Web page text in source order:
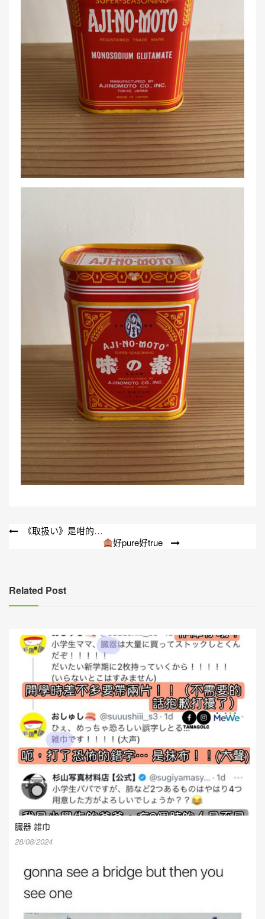
文
覽
《取扱い》是咁的…
好pure好true
Related Post
臓器 雑巾
28/08/2024